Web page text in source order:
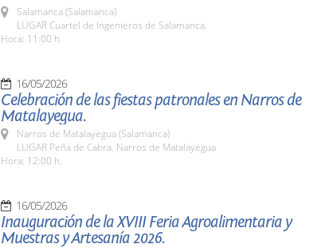
Salamanca (Salamanca)
LUGAR Cuartel de Ingenieros de Salamanca.
Hora: 11:00 h.
16/05/2026
Celebración de las fiestas patronales en Narros de
Matalayegua.
Narros de Matalayegua (Salamanca)
LUGAR Peña de Cabra. Narros de Matalayegua
Hora: 12:00 h.
16/05/2026
Inauguración de la XVIII Feria Agroalimentaria y
Muestras y Artesanía 2026.